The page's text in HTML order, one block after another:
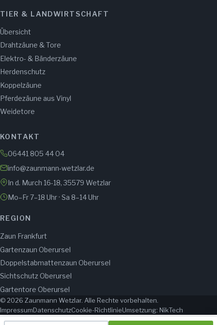
TIER & LANDWIRTSCHAFT
Übersicht
Drahtzäune & Tore
Elektro- & Bänderzäune
Herdenschutz
Koppelzäune
Pferdezäune aus Vinyl
Weidetore
KONTAKT
06441 805 44 04
info@zaunmann-wetzlar.de
In d. Murch 16-18, 35579 Wetzlar
Mo–Fr 7–18 Uhr · Sa 8–14 Uhr
REGION
Zaun Frankfurt
Gartenzaun Oberursel
Doppelstabmattenzaun Oberursel
Sichtschutz Oberursel
Gartentore Oberursel
© 2026 Zaunmann Wetzlar. Alle Rechte vorbehalten.
ImpressumDatenschutzCookie-RichtlinieUmsetzung: NikTech